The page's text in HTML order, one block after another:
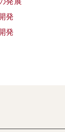
発
発